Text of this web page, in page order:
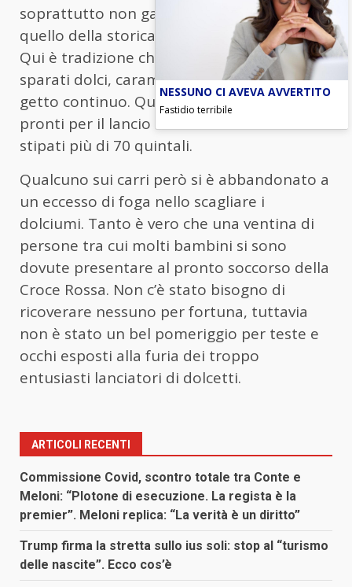
soprattutto non garantisce l’incolumità,
quello della storica Carnavalesca di Fano.
Qui è tradizione che dai carri vengano
sparati dolci, caramelle e altre leccornie a
getto continuo. Quest’anno in dotazione
pronti per il lancio sulla folla ne erano
stipati più di 70 quintali.
Qualcuno sui carri però si è abbandonato a
un eccesso di foga nello scagliare i
dolciumi. Tanto è vero che una ventina di
persone tra cui molti bambini si sono
dovute presentare al pronto soccorso della
Croce Rossa. Non c’è stato bisogno di
ricoverare nessuno per fortuna, tuttavia
non è stato un bel pomeriggio per teste e
occhi esposti alla furia dei troppo
entusiasti lanciatori di dolcetti.
ARTICOLI RECENTI
Commissione Covid, scontro totale tra Conte e
Meloni: “Plotone di esecuzione. La regista è la
premier”. Meloni replica: “La verità è un diritto”
Trump firma la stretta sullo ius soli: stop al “turismo
delle nascite”. Ecco cos’è
NESSUNO CI AVEVA AVVERTITO
Fastidio terribile